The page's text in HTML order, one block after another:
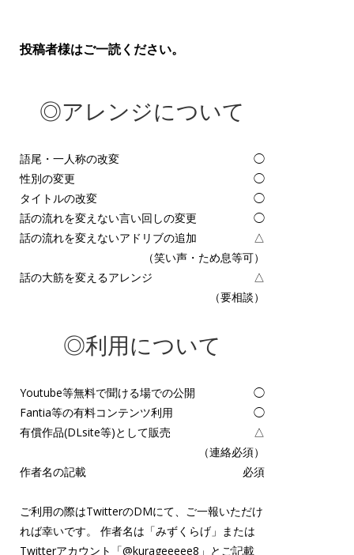
投稿者様はご一読ください。
◎アレンジについて
語尾・一人称の改変
◯
性別の変更
◯
タイトルの改変
◯
話の流れを変えない言い回しの変更
◯
話の流れを変えないアドリブの追加
△
（笑い声・ため息等可）
話の大筋を変えるアレンジ
△
（要相談）
◎利用について
Youtube等無料で聞ける場での公開
◯
Fantia等の有料コンテンツ利用
◯
有償作品(DLsite等)として販売
△
（連絡必須）
作者名の記載
必須
ご利用の際はTwitterのDMにて、ご一報いただけ
れば幸いです。 作者名は「みずくらげ」または
Twitterアカウント「@kurageeeee8 」とご記載